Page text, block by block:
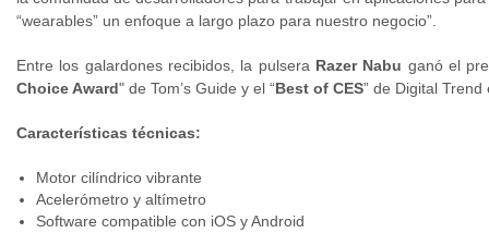
“wearables” un enfoque a largo plazo para nuestro negocio”.
Entre los galardones recibidos, la pulsera Razer Nabu ganó el
Choice Award" de Tom’s Guide y el “Best of CES” de Digital
Características técnicas:
Motor cilíndrico vibrante
Acelerómetro y altímetro
Software compatible con iOS y Android